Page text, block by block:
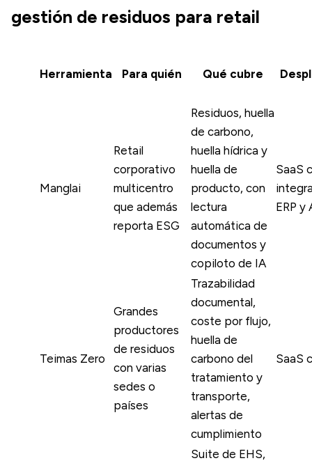
gestión de residuos para retail
Herramienta Para quién Qué cubre
Manglai
Retail
corporativo
multicentro
que además
reporta ESG
Residuos, huella
de carbono,
huella hídrica y
huella de
producto, con
lectura
automática de
documentos y
copiloto de IA
SaaS
ERP y
Teimas Zero
Grandes
productores
de residuos
con varias
sedes o
países
Trazabilidad
documental,
coste por flujo,
huella de
carbono del
tratamiento y
transporte,
alertas de
cumplimiento
SaaS
Suite de EHS,